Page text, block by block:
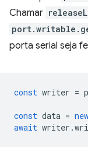
Chamar
porta serial seja
const writer =
const data = new
await writer .